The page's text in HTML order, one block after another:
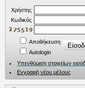
Xρήστης
Kωδικός
Αποθήκευση
Autologin
Υπενθύμιση στοιχείων
Εγγραφή νέου μέλους